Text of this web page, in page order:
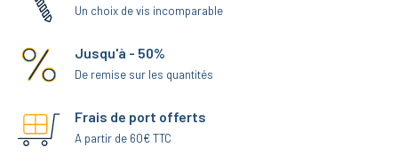
les dimensions, avec des diamètres et des longueurs plus ou
moins importants
le matériau de fabrication, qui est le plus souvent de l’acier cémenté
Un choix de vis incomparable
Jusqu'à - 50%
De remise sur les quantités
Frais de port offerts
A partir de 60€ TTC